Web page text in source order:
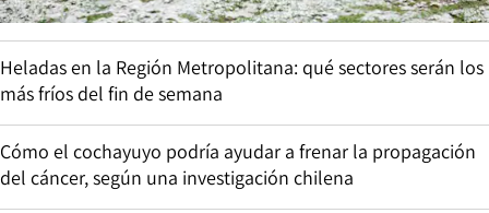
Heladas en la Región Metropolitana: qué sectores serán los
más fríos del fin de semana
Cómo el cochayuyo podría ayudar a frenar la propagación
del cáncer, según una investigación chilena